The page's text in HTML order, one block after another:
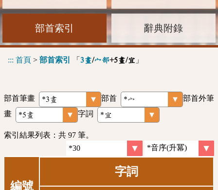
部首索引 辭典附錄
::: 首頁 > 部首索引 「 3畫/宀部+5畫/宜 」
部首筆畫 部首
部首外筆
畫
字詞
索引結果列表：共 97 筆。
編號
字詞